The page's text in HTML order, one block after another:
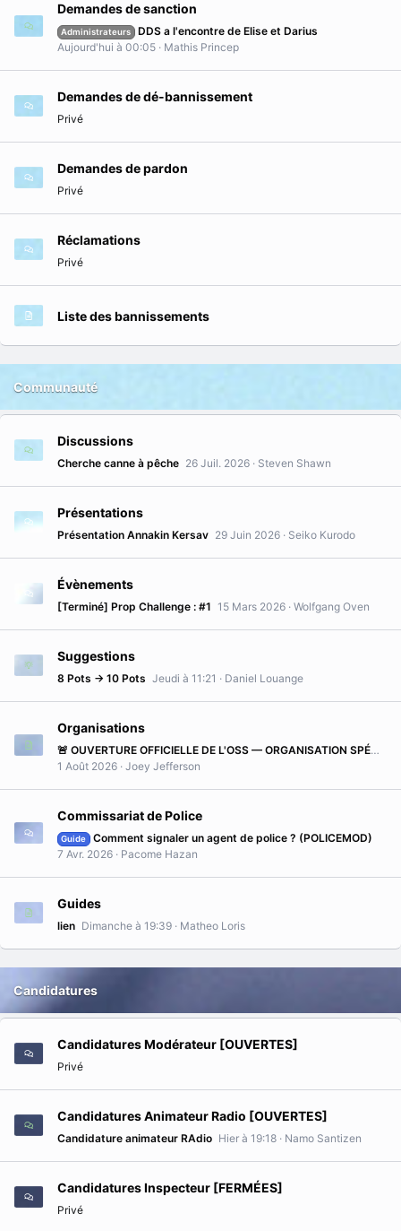
Demandes de sanction
Administrateurs
DDS a l'encontre de Elise et Darius
Aujourd'hui à 00:05
Mathis Princep
Demandes de dé-bannissement
Privé
Demandes de pardon
Privé
Réclamations
Privé
Liste des bannissements
Communauté
Discussions
Cherche canne à pêche 26 Juil. 2026 Steven Shawn
Présentations
Présentation Annakin Kersav 29 Juin 2026 Seiko Kurodo
Évènements
[Terminé] Prop Challenge : #1 15 Mars 2026 Wolfgang Oven
Suggestions
8 Pots -> 10 Pots Jeudi à 11:21 Daniel Louange
Organisations
🚨 OUVERTURE OFFICIELLE DE L'OSS — ORGANISATION SPÉCIALE SECRÈTE 🚨
1 Août 2026 Joey Jefferson
Commissariat de Police
Guide
Comment signaler un agent de police ? (POLICEMOD)
7 Avr. 2026
Pacome Hazan
Guides
lien Dimanche à 19:39 Matheo Loris
Candidatures
Candidatures Modérateur [OUVERTES]
Privé
Candidatures Animateur Radio [OUVERTES]
Candidature animateur RAdio Hier à 19:18 Namo Santizen
Candidatures Inspecteur [FERMÉES]
Privé